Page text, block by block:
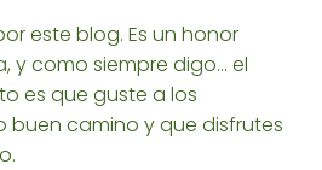
este blog. Es un honor
y como siempre digo... el
es que guste a los
buen camino y que disfrutes